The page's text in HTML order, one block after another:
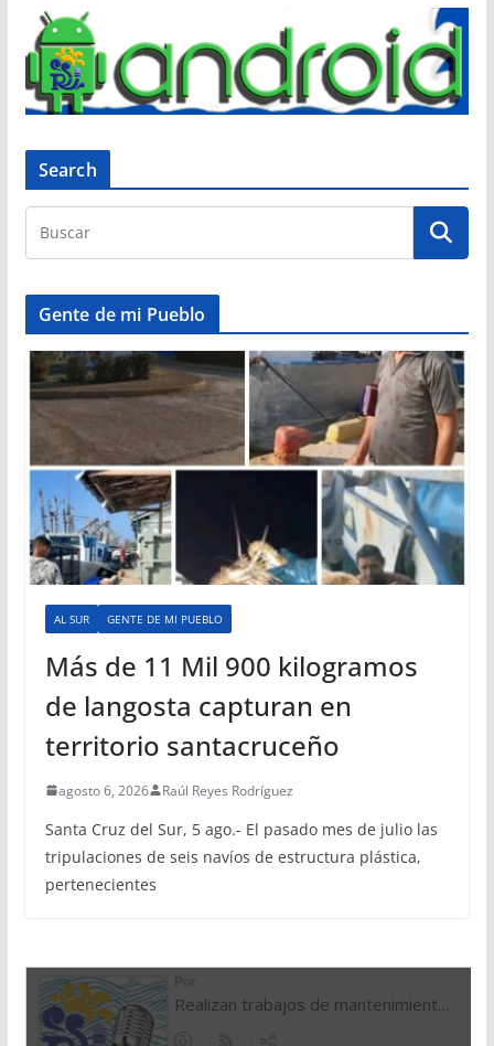
Search
Gente de mi Pueblo
AL SUR GENTE DE MI PUEBLO
Más de 11 Mil 900 kilogramos
de langosta capturan en
territorio santacruceño
agosto 6, 2026 Raúl Reyes Rodríguez
Santa Cruz del Sur, 5 ago.- El pasado mes de julio las
tripulaciones de seis navíos de estructura plástica,
pertenecientes